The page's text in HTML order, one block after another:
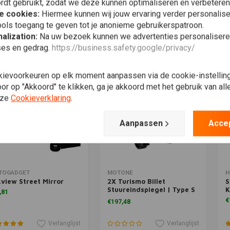
Verlanglijst Verlanglijst
aan winkelwagen
Street Mirror
Verlanglijst
Toevoegen aan winkelwagen
MOTONE
2X Turismo Billet
Stuureindspiegel | Type S
(80 Mm) | Bar-Einde
€197,48
Verlanglijst
gebruikt, zodat we deze kunnen optimaliseren en
cookies: Hiermee kunnen wij jouw ervaring verder
toegang te geven tot je anonieme gebruikerspatroon.
Na uw bezoek kunnen we advertenties
en gedrag. https://business.safety.google/privacy/
op elk moment aanpassen via de cookie-
op "Akkoord" te klikken, ga je akkoord met het gebruik van
Cookieverklaring.
Aanpassen